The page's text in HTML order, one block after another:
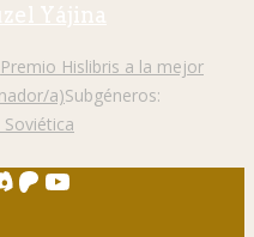
Yájina
Premio Hislibris a la mejor
a)Subgéneros:
Patreon
YouTube